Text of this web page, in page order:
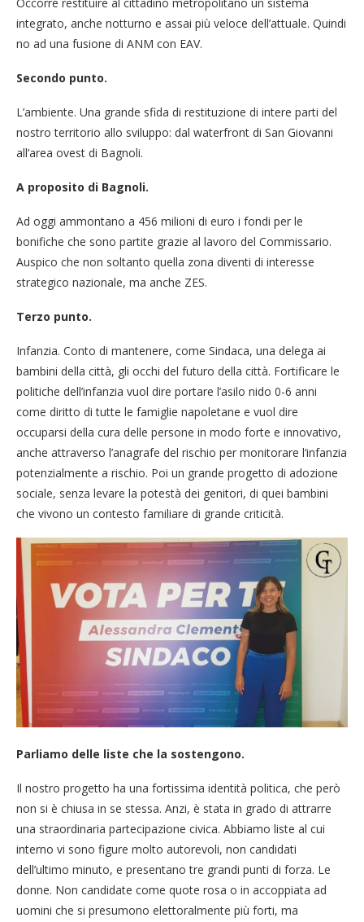
integrato, anche notturno e assai più veloce dell’attuale. Quindi
no ad una fusione di ANM con EAV.
Secondo punto.
L’ambiente. Una grande sfida di restituzione di intere parti del
nostro territorio allo sviluppo: dal waterfront di San Giovanni
all’area ovest di Bagnoli.
A proposito di Bagnoli.
Ad oggi ammontano a 456 milioni di euro i fondi per le
bonifiche che sono partite grazie al lavoro del Commissario.
Auspico che non soltanto quella zona diventi di interesse
strategico nazionale, ma anche ZES.
Terzo punto.
Infanzia. Conto di mantenere, come Sindaca, una delega ai
bambini della città, gli occhi del futuro della città. Fortificare le
politiche dell’infanzia vuol dire portare l’asilo nido 0-6 anni
come diritto di tutte le famiglie napoletane e vuol dire
occuparsi della cura delle persone in modo forte e innovativo,
anche attraverso l’anagrafe del rischio per monitorare l‘infanzia
potenzialmente a rischio. Poi un grande progetto di adozione
sociale, senza levare la potestà dei genitori, di quei bambini
che vivono un contesto familiare di grande criticità.
Parliamo delle liste che la sostengono.
Il nostro progetto ha una fortissima identità politica, che però
non si è chiusa in se stessa. Anzi, è stata in grado di attrarre
una straordinaria partecipazione civica. Abbiamo liste al cui
interno vi sono figure molto autorevoli, non candidati
dell’ultimo minuto, e presentano tre grandi punti di forza. Le
donne. Non candidate come quote rosa o in accoppiata ad
uomini che si presumono elettoralmente più forti, ma